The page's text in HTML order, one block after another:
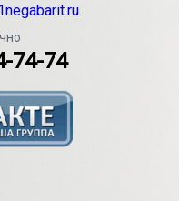
74-74